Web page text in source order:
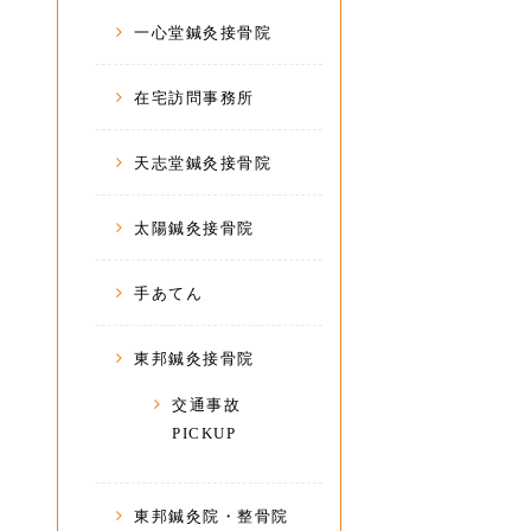
一心堂鍼灸接骨院
在宅訪問事務所
天志堂鍼灸接骨院
太陽鍼灸接骨院
手あてん
東邦鍼灸接骨院
交通事故
PICKUP
東邦鍼灸院・整骨院